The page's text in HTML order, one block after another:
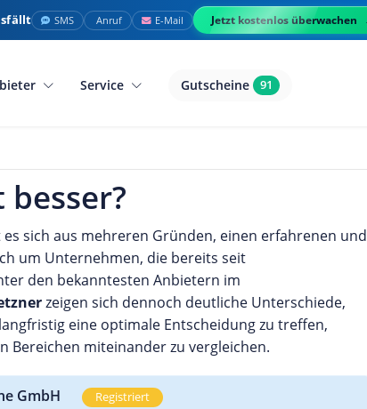
SMS Anruf E-Mail Jetzt kostenlos überwachen
Service Gutscheine 91
sich aus mehreren Gründen, einen erfahrenen und
um Unternehmen, die bereits seit
den bekanntesten Anbietern im
zeigen sich dennoch deutliche Unterschiede,
eine optimale Entscheidung zu treffen,
Bereichen miteinander zu vergleichen.
GmbH Registriert